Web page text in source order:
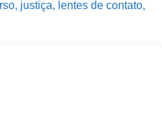
, justiça, lentes de contato,